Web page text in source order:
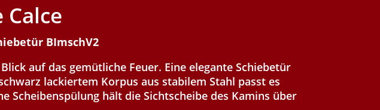
BImschV2
auf das gemütliche Feuer. Eine elegante Schiebetür
lackiertem Korpus aus stabilem Stahl passt es
hält die Sichtscheibe des Kamins über